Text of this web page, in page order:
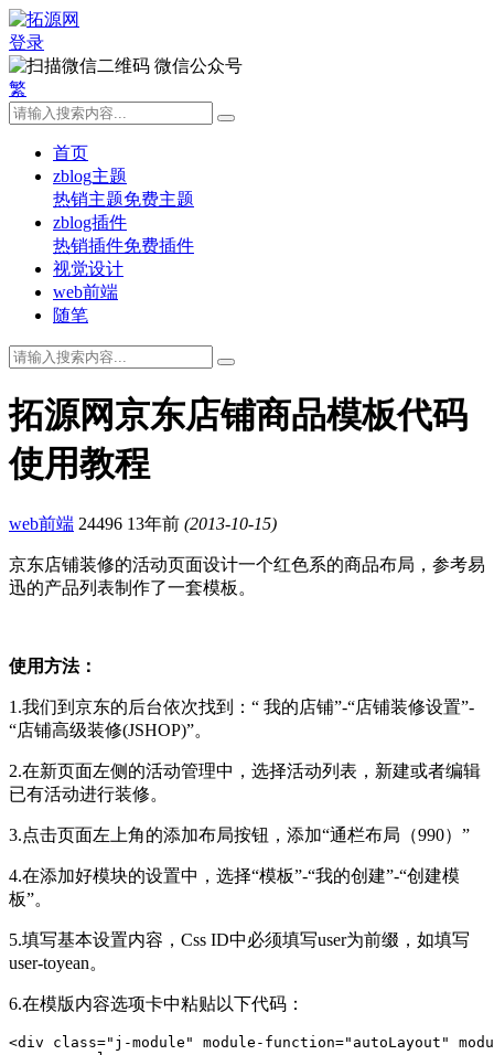
登录
微信公众号
繁
首页
zblog主题
热销主题免费主题
zblog插件
热销插件免费插件
视觉设计
web前端
随笔
拓源网京东店铺商品模板代码
使用教程
web前端 24496 13年前 (2013-10-15)
京东店铺装修的活动页面设计一个红色系的商品布局，参考易
迅的产品列表制作了一套模板。
使用方法：
1.我们到京东的后台依次找到：“ 我的店铺”-“店铺装修设置”-
“店铺高级装修(JSHOP)”。
2.在新页面左侧的活动管理中，选择活动列表，新建或者编辑
已有活动进行装修。
3.点击页面左上角的添加布局按钮，添加“通栏布局（990）”
4.在添加好模块的设置中，选择“模板”-“我的创建”-“创建模
板”。
5.填写基本设置内容，Css ID中必须填写user为前缀，如填写
user-toyean。
6.在模版内容选项卡中粘贴以下代码：
<div class="j-module" module-function="autoLayout"